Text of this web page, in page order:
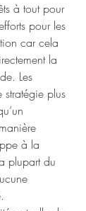
à tout pour
pour les
car cela
la
Les
stratégie plus
à la
plupart du